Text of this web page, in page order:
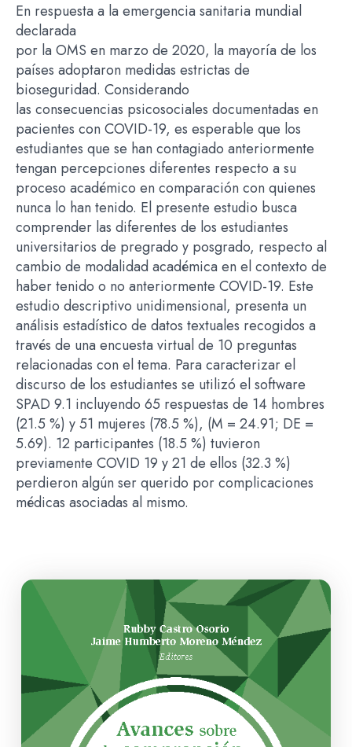
En respuesta a la emergencia sanitaria mundial
declarada
por la OMS en marzo de 2020, la mayoría de los
países adoptaron medidas estrictas de
bioseguridad. Considerando
las consecuencias psicosociales documentadas en
pacientes con COVID-19, es esperable que los
estudiantes que se han contagiado anteriormente
tengan percepciones diferentes respecto a su
proceso académico en comparación con quienes
nunca lo han tenido. El presente estudio busca
comprender las diferentes de los estudiantes
universitarios de pregrado y posgrado, respecto al
cambio de modalidad académica en el contexto de
haber tenido o no anteriormente COVID-19. Este
estudio descriptivo unidimensional, presenta un
análisis estadístico de datos textuales recogidos a
través de una encuesta virtual de 10 preguntas
relacionadas con el tema. Para caracterizar el
discurso de los estudiantes se utilizó el software
SPAD 9.1 incluyendo 65 respuestas de 14 hombres
(21.5 %) y 51 mujeres (78.5 %), (M = 24.91; DE =
5.69). 12 participantes (18.5 %) tuvieron
previamente COVID 19 y 21 de ellos (32.3 %)
perdieron algún ser querido por complicaciones
médicas asociadas al mismo.